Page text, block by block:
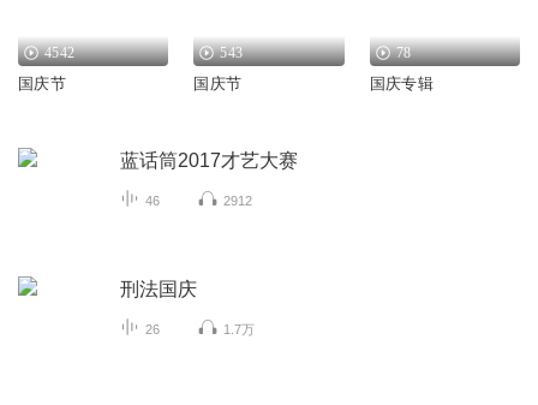
4542
国庆节
543
国庆节
78
国庆专辑
蓝话筒2017才艺大赛
46 2912
刑法国庆
26 1.7万